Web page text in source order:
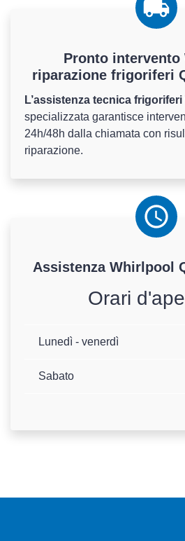
Pronto intervento
riparazione frigoriferi
L’assistenza tecnica frigoriferi
specializzata garantisce
24h/48h dalla chiamata con
riparazione.
Assistenza Whirlpool
Orari
Lunedì - venerdì
Sabato